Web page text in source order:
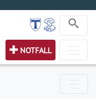
NOTFALL